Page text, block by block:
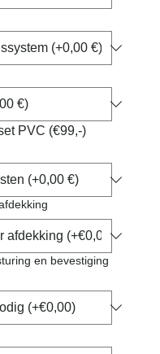
PVC (€99,-)
en bevestiging